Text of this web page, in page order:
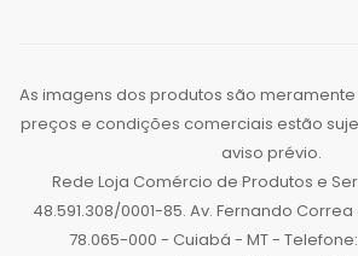
As imagens dos produtos são meramente
preços e condições comerciais estão
aviso prévio.
Rede Loja Comércio de Produtos e
48.591.308/0001-85. Av. Fernando Correa
78.065-000 - Cuiabá - MT -